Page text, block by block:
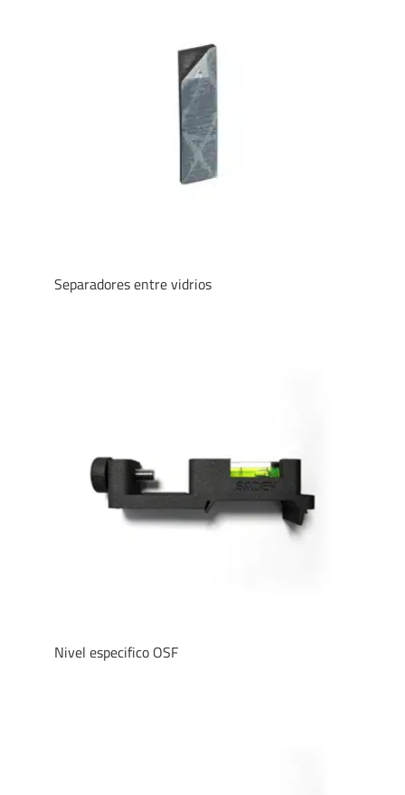
Separadores entre vidrios
Nivel especifico OSF